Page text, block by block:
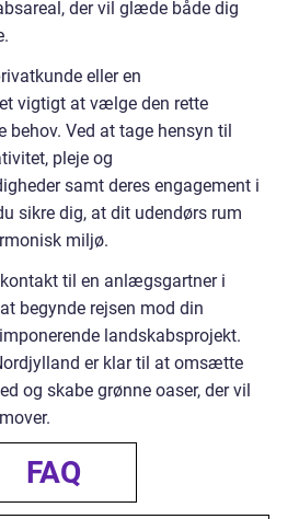
der vil glæde både dig
eller en
vigtigt at vælge den rette
Ved at tage hensyn til
pleje og
samt deres engagement i
sikre dig, at dit udendørs rum
miljø.
til en anlægsgartner i
begynde rejsen mod din
landskabsprojekt.
er klar til at omsætte
og skabe grønne oaser, der vil
FAQ